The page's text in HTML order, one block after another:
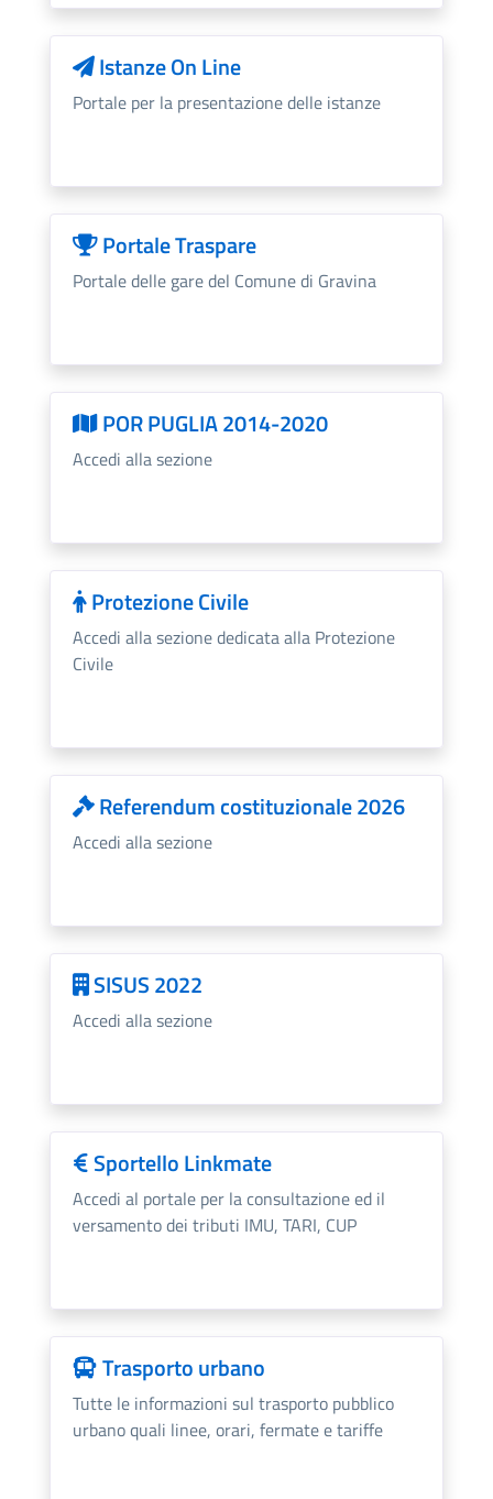
Istanze On Line
Portale per la presentazione delle istanze
Portale Traspare
Portale delle gare del Comune di Gravina
POR PUGLIA 2014-2020
Accedi alla sezione
Protezione Civile
Accedi alla sezione dedicata alla Protezione
Civile
Referendum costituzionale 2026
Accedi alla sezione
SISUS 2022
Accedi alla sezione
Sportello Linkmate
Accedi al portale per la consultazione ed il
versamento dei tributi IMU, TARI, CUP
Trasporto urbano
Tutte le informazioni sul trasporto pubblico
urbano quali linee, orari, fermate e tariffe